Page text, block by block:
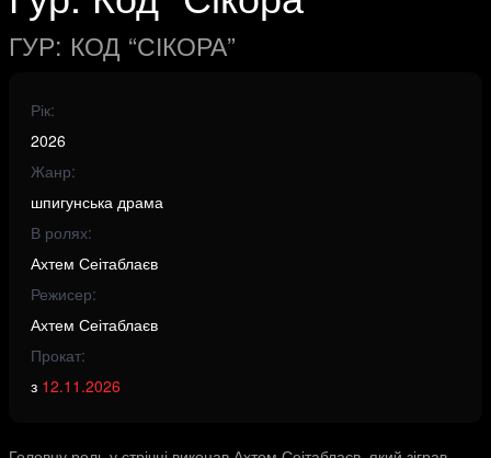
ГУР: КОД “СІКОРА”
Рік:
2026
Жанр:
шпигунська драма
В ролях:
Ахтем Сеітаблаєв
Режисер:
Ахтем Сеітаблаєв
Прокат:
з 12.11.2026